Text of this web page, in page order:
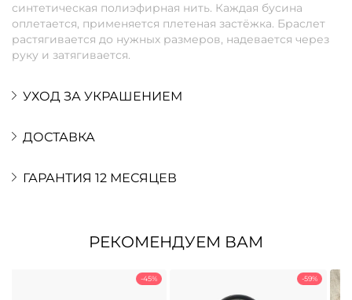
синтетическая полиэфирная нить. Каждая бусина
оплетается, применяется плетеная застёжка. Браслет
растягивается до нужных размеров, надевается через
руку и затягивается.
УХОД ЗА УКРАШЕНИЕМ
ДОСТАВКА
ГАРАНТИЯ 12 МЕСЯЦЕВ
РЕКОМЕНДУЕМ ВАМ
-45% -59%